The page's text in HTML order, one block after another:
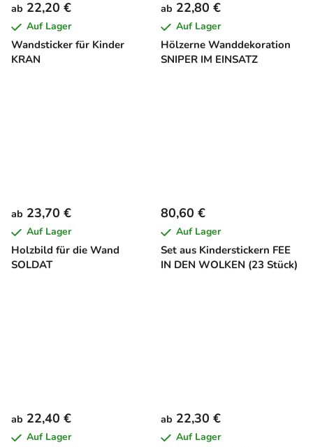
Wandsticker für Kinder
KRAN
ab 22,20 €
Auf Lager
Hölzerne Wanddekoration
SNIPER IM EINSATZ
ab 22,80 €
Auf Lager
Holzbild für die Wand
SOLDAT
ab 23,70 €
Auf Lager
Set aus Kinderstickern FEE
IN DEN WOLKEN (23 Stück)
80,60 €
Auf Lager
ab 22,40 €
Auf Lager
ab 22,30 €
Auf Lager